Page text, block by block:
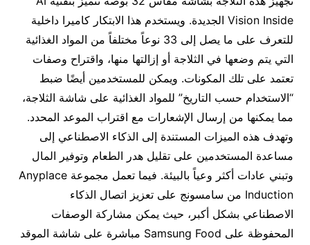
Vision Inside الجديدة. ويستخدم هذا الابتكار كاميرا داخلية
للتعرف على ما يصل إلى 33 نوعاً مختلفاً من المواد الغذائية
التي يتم وضعها في الثلاجة أو إزالتها منها، واقتراح وصفات
تعتمد على تلك المكونات. ويمكن للمستخدمين أيضًا ضبط
“الاستخدام حسب التاريخ” للمواد الغذائية على شاشة الثلاجة،
مما يمكنها من إرسال الإشعارات مع اقتراب الموعد المحدد.
وتهدف هذه الميزات المستندة إلى الذكاء الاصطناعي إلى
مساعدة المستخدمين على تقليل هدر الطعام وتوفير المال
وتبني عادات أكثر وعياً بالبيئة. فيما تعمل مجموعة Anyplace
Induction من سامسونج على تعزيز اتصال الذكاء
الاصطناعي بشكل أكبر، حيث يمكن مشاركة الوصفات
المحفوظة على Samsung Food مباشرة على شاشة الموقد